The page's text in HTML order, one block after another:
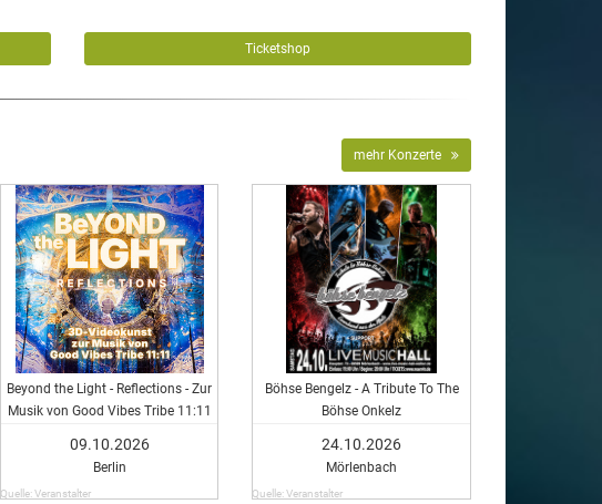
Ticketshop
mehr Konzerte
Beyond the Light - Reflections - Zur
Musik von Good Vibes Tribe 11:11
09.10.2026
Berlin
Quelle: Veranstalter
Böhse Bengelz - A Tribute To The
Böhse Onkelz
24.10.2026
Mörlenbach
Quelle: Veranstalter